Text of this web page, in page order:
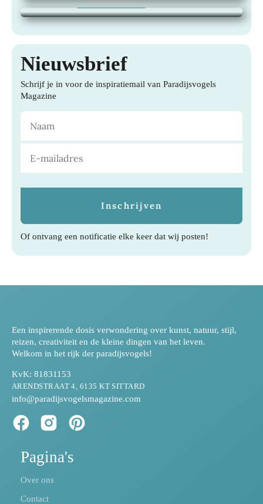
TUINEN, WONEN,
Nieuwsbrief
Schrijf je in voor de inspiratiemail van Paradijsvogels
Magazine
Of ontvang een notificatie elke keer dat wij posten!
Een inspirerende dosis verwondering over kunst, natuur, stijl,
reizen, creativiteit en de kleine dingen van het leven.
Welkom in het rijk der paradijsvogels!
KvK: 81831153
ARENDSTRAAT 4, 6135 KT SITTARD
info@paradijsvogelsmagazine.com
Pagina's
Over ons
Contact